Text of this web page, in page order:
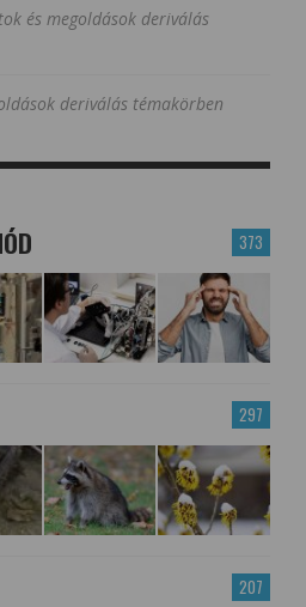
és megoldások deriválás
deriválás témakörben
373
297
207